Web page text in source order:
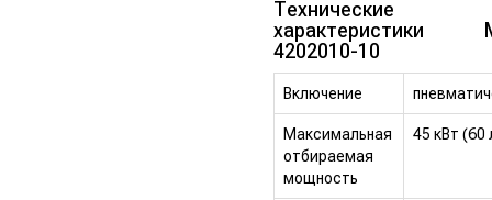
Технические
характеристики
4202010-10
Включение
Максимальная
отбираемая
мощность
45 кВт (60